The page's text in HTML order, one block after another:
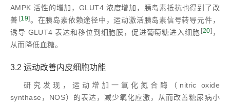
AMPK 活性的增加，GLUT4 浓度增加，胰岛素抵抗也得到了改
善 [19]。在胰岛素依赖途径中，运动激活胰岛素信号转导元件，
诱导 GLUT4 表达和移位到细胞膜，促进葡萄糖进入细胞 [20] ，
从而降低血糖。
3.2 运动改善内皮细胞功能
研究发现，运动增加一氧化氮合酶（nitric oxide
synthase，NOS）的表达，减少氧化应激，从而改善糖尿病小